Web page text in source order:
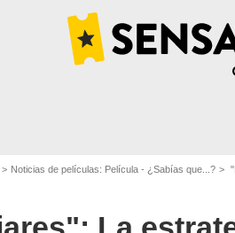
Noticias de películas: Película - ¿Sabías que...?